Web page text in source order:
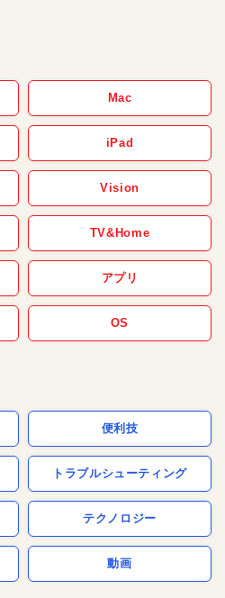
Mac
iPad
Vision
TV&Home
アプリ
OS
便利技
トラブルシューティング
テクノロジー
動画